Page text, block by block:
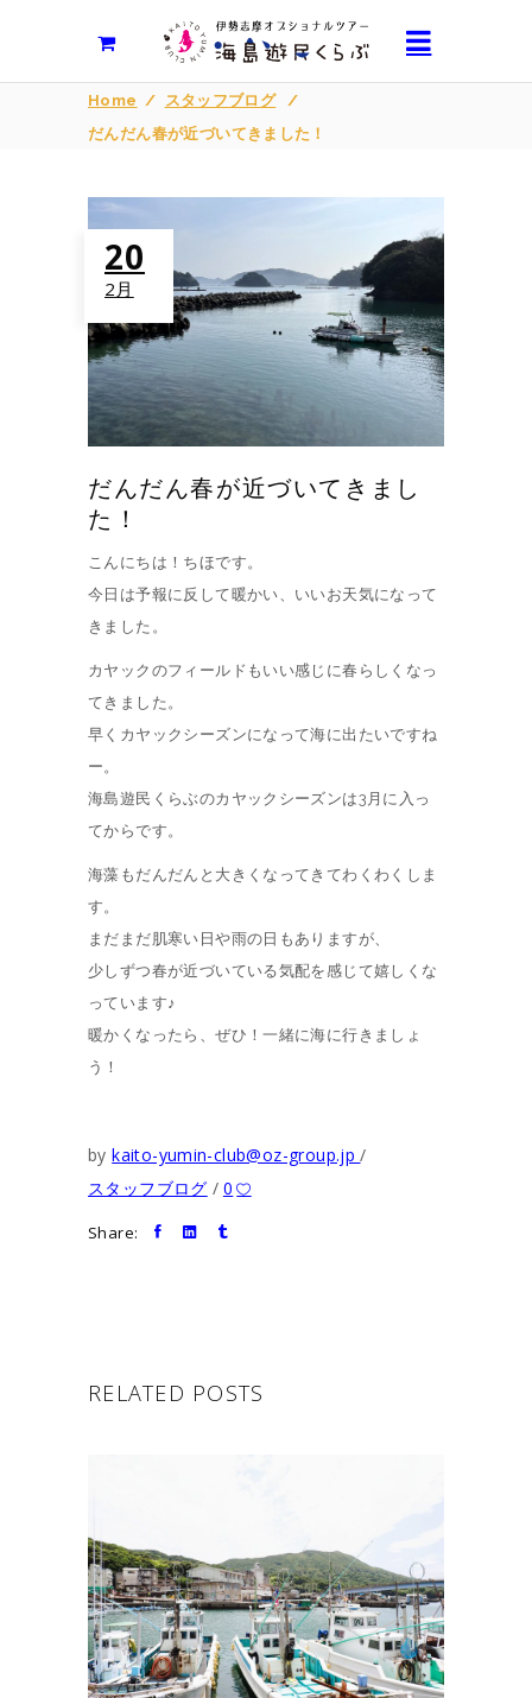
Home / スタッフブログ
/
だんだん春が近づいてきました！
20
2月
だんだん春が近づいてきまし
た！
こんにちは！ちほです。
今日は予報に反して暖かい、いいお天気になって
きました。
カヤックのフィールドもいい感じに春らしくなっ
てきました。
早くカヤックシーズンになって海に出たいですね
ー。
海島遊民くらぶのカヤックシーズンは3月に入っ
てからです。
海藻もだんだんと大きくなってきてわくわくしま
す。
まだまだ肌寒い日や雨の日もありますが、
少しずつ春が近づいている気配を感じて嬉しくな
っています♪
暖かくなったら、ぜひ！一緒に海に行きましょ
う！
bykaito-yumin-club@oz-group.jp
スタッフブログ
0
Share:
RELATED POSTS